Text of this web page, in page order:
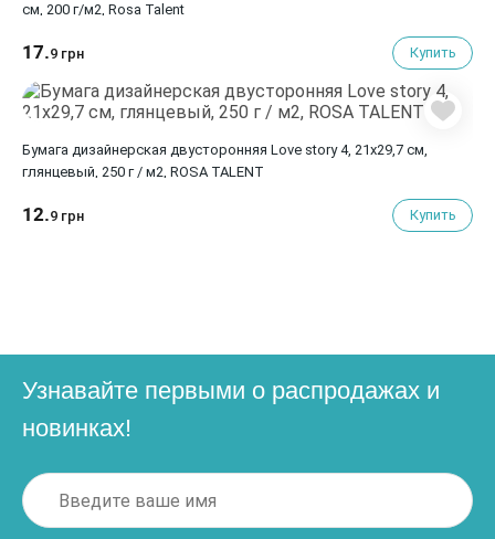
см, 200 г/м2, Rosa Talent
17.9 грн Купить
Бумага дизайнерская двусторонняя Love story 4, 21х29,7 см,
глянцевый, 250 г / м2, ROSA TALENT
12.9 грн Купить
Узнавайте первыми о распродажах и
новинках!